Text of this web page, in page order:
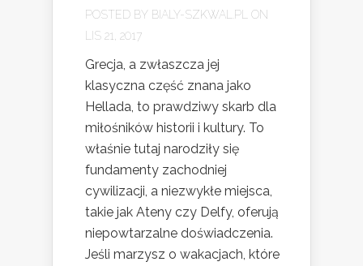
POSTED BY BIALY-SZKWAL.PL
ON
LIS 21, 2017
Grecja, a zwłaszcza jej
klasyczna część znana jako
Hellada, to prawdziwy skarb dla
miłośników historii i kultury. To
właśnie tutaj narodziły się
fundamenty zachodniej
cywilizacji, a niezwykłe miejsca,
takie jak Ateny czy Delfy, oferują
niepowtarzalne doświadczenia.
Jeśli marzysz o wakacjach, które